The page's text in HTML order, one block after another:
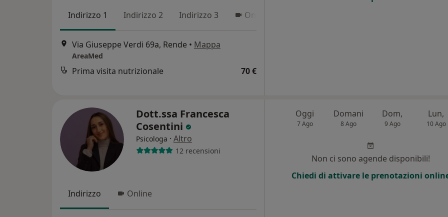
Indirizzo 1 Indirizzo 2 Indirizzo 3 Online
Via Giuseppe Verdi 69a, Rende • Mappa
AreaMed
Prima visita nutrizionale 70 €
Dott.ssa Francesca
Cosentini
Psicologa · Altro
12 recensioni
Indirizzo Online
Oggi
7 Ago
Domani
8 Ago
Dom,
9 Ago
Lun,
10 Ago
Non ci sono agende disponibili!
Chiedi di attivare le prenotazioni